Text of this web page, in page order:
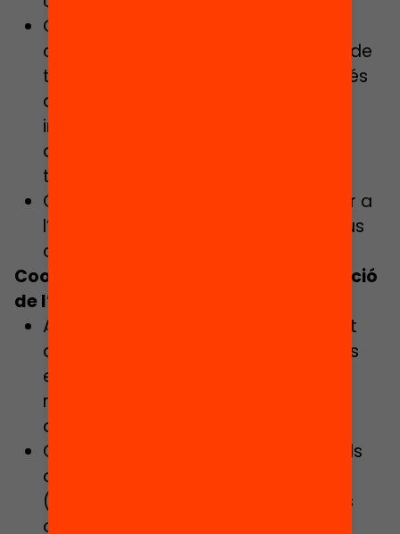
Organitzar i desenvolupar la
capacitació i els espais de trobada de
tots els agents del programa a través
de formacions i jornades (docents
implicats, famílies, altre professorat
dels centres, etc.), donant suport al
tècnic d’I+D del pilot.
Coordinar, assessorar i acompanyar a
l’equip docent dels centres educatius
corresponents.
Coordinació i suport a la implementació
de l’avaluació
Assegurar la distribució i aixecament
dels pre-test i post-test dels centres
educatius de secundària on sigui
referent, per a facilitar l’avaluació
d’impacte.
Garantir la recollida d’informació dels
diferents actors per a l’avaluació
(alumnat, docents, famílies, etc.) als
centres educatius.